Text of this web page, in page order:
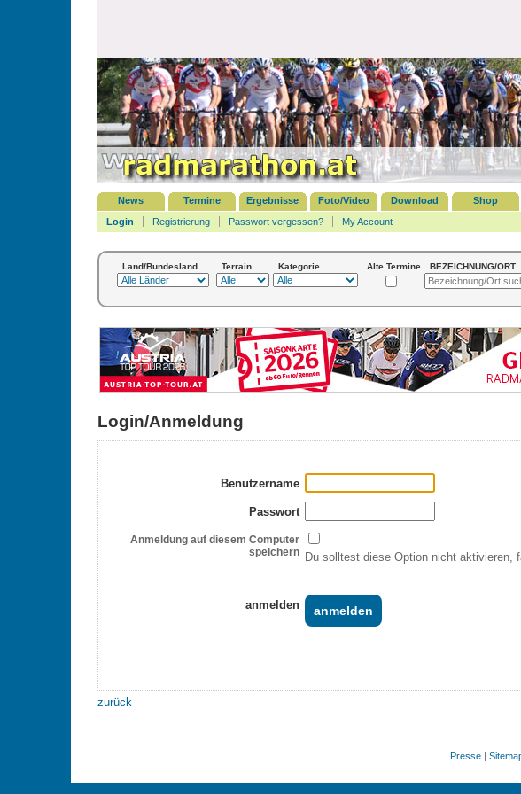
News Termine Ergebnisse Foto/Video Download Shop
Login
Registrierung Passwort vergessen? My Account
Land/Bundesland Terrain Kategorie Alte Termine BEZEICHNUNG/ORT
Login/Anmeldung
Benutzername
Passwort
Anmeldung auf diesem Computer
speichern Du solltest diese Option nicht aktivieren,
anmelden
zurück
Presse |